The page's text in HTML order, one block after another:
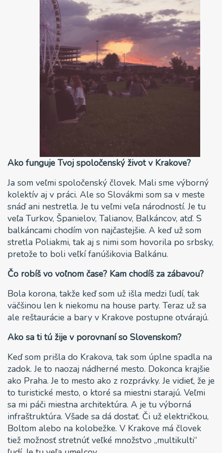
Ako funguje Tvoj spoločenský život v Krakove?
Ja som veľmi spoločenský človek. Mali sme výborný
kolektív aj v práci. Ale so Slovákmi som sa v meste
snáď ani nestretla. Je tu veľmi veľa národností. Je tu
veľa Turkov, Španielov, Talianov, Balkáncov, atď. S
balkáncami chodím von najčastejšie. A keď už som
stretla Poliakmi, tak aj s nimi som hovorila po srbsky,
pretože to boli veľkí fanúšikovia Balkánu.
Čo robíš vo voľnom čase? Kam chodíš za zábavou?
Bola korona, takže keď som už išla medzi ľudí, tak
väčšinou len k niekomu na house party. Teraz už sa
ale reštaurácie a bary v Krakove postupne otvárajú.
Ako sa ti tú žije v porovnaní so Slovenskom?
Keď som prišla do Krakova, tak som úplne spadla na
zadok. Je to naozaj nádherné mesto. Dokonca krajšie
ako Praha. Je to mesto ako z rozprávky. Je vidieť, že je
to turistické mesto, o ktoré sa miestni starajú. Veľmi
sa mi páči miestna architektúra. A je tu výborná
infraštruktúra. Všade sa dá dostať. Či už električkou,
Boltom alebo na kolobežke. V Krakove má človek
tiež možnosť stretnúť veľké množstvo „multikulti“